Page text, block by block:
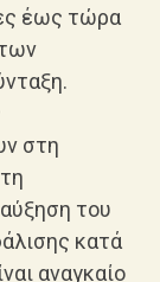
έως τώρα
στη
του
κατά
αναγκαίο